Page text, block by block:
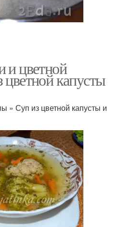
и цветной
капусты
Суп из цветной капусты и